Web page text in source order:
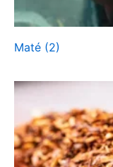
Maté (2)